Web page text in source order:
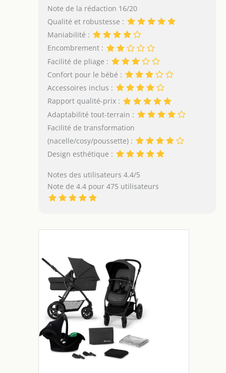
Note de la rédaction 16/20
Qualité et robustesse :
Maniabilité :
Encombrement :
Facilité de pliage :
Confort pour le bébé :
Accessoires inclus :
Rapport qualité-prix :
Adaptabilité tout-terrain :
Facilité de transformation
(nacelle/cosy/poussette) :
Design esthétique :
Notes des utilisateurs 4.4/5
Note de 4.4 pour 475 utilisateurs